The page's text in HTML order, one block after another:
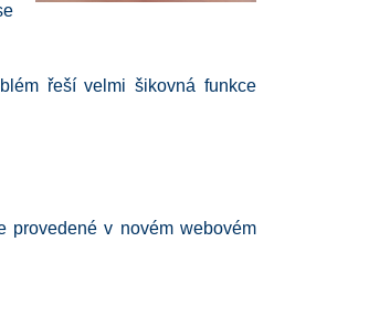
řeší velmi šikovná funkce
provedené v novém webovém